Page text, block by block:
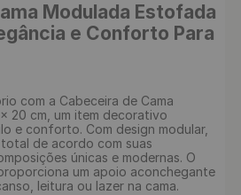
Modulada Estofada
e Conforto Para
com a Cabeceira de Cama
20 cm, um item decorativo
e conforto. Com design modular,
de acordo com suas
únicas e modernas. O
um apoio aconchegante
leitura ou lazer na cama.